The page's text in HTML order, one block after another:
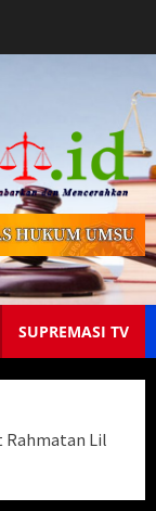
SUPREMASI TV
Rahmatan Lil